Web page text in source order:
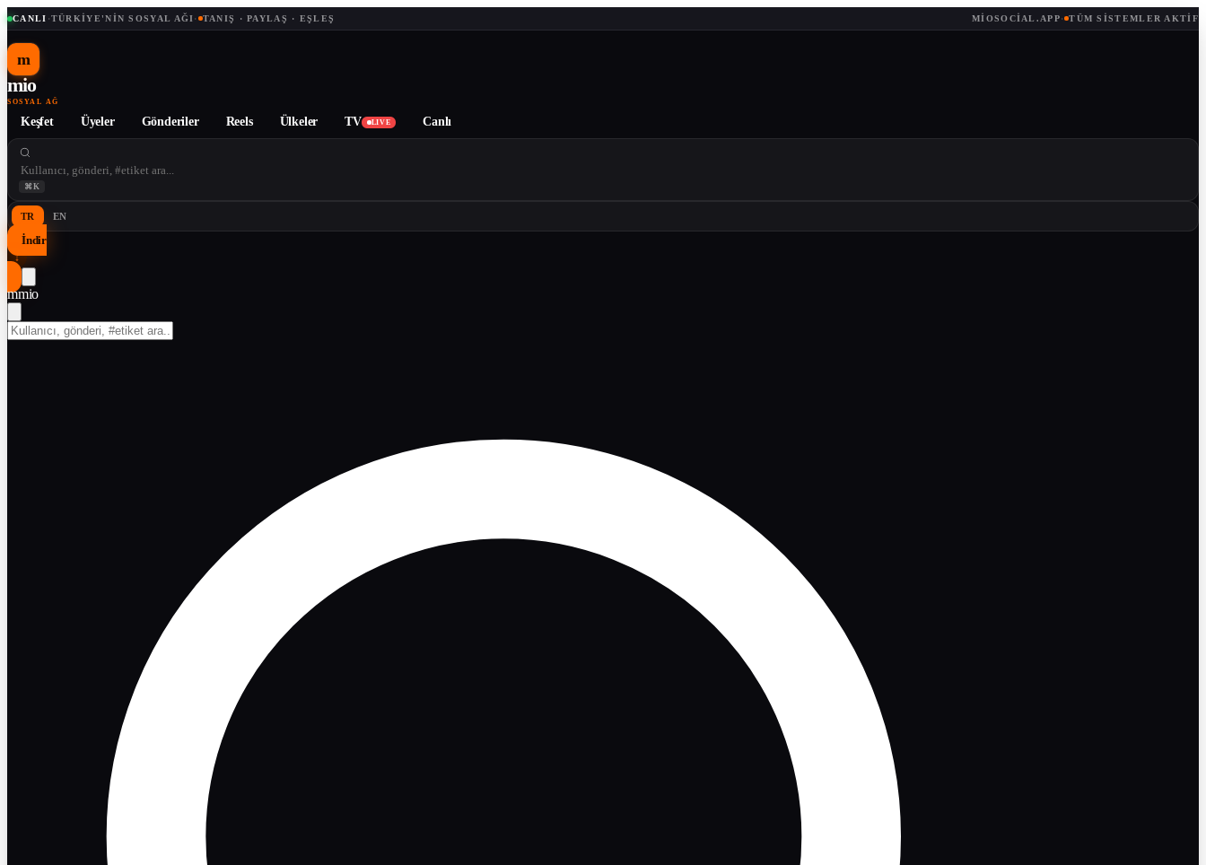
CANLI ·TÜRKIYE'NIN SOSYAL AĞI· TANIŞ · PAYLAŞ · EŞLEŞ MIOSOCIAL.APP· TÜM SISTEMLER AKTIF
m
mio
SOSYAL AĞ
Keşfet Üyeler Gönderiler Reels Ülkeler TV LIVE Canlı
⌘K
TR EN
İndir
↓
mmio